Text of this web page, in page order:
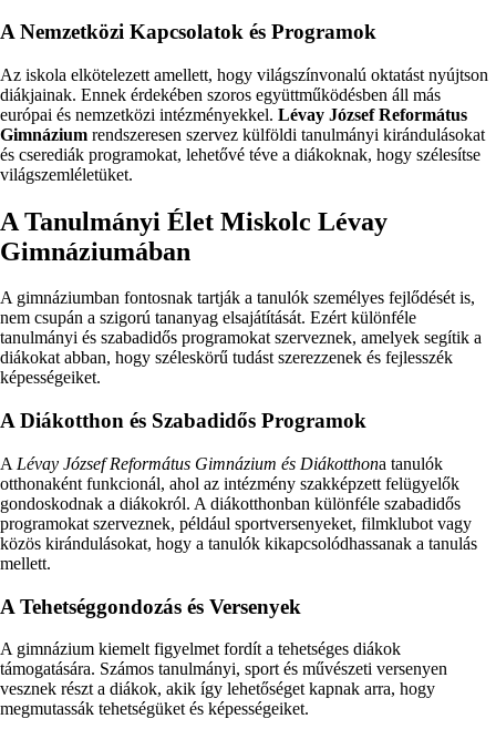
A Nemzetközi Kapcsolatok és Programok
Az iskola elkötelezett amellett, hogy világszínvonalú oktatást nyújtson
diákjainak. Ennek érdekében szoros együttműködésben áll más
európai és nemzetközi intézményekkel. Lévay József Református
Gimnázium rendszeresen szervez külföldi tanulmányi kirándulásokat
és cserediák programokat, lehetővé téve a diákoknak, hogy szélesítse
világszemléletüket.
A Tanulmányi Élet Miskolc Lévay
Gimnáziumában
A gimnáziumban fontosnak tartják a tanulók személyes fejlődését is,
nem csupán a szigorú tananyag elsajátítását. Ezért különféle
tanulmányi és szabadidős programokat szerveznek, amelyek segítik a
diákokat abban, hogy széleskörű tudást szerezzenek és fejlesszék
képességeiket.
A Diákotthon és Szabadidős Programok
A Lévay József Református Gimnázium és Diákotthona tanulók
otthonaként funkcionál, ahol az intézmény szakképzett felügyelők
gondoskodnak a diákokról. A diákotthonban különféle szabadidős
programokat szerveznek, például sportversenyeket, filmklubot vagy
közös kirándulásokat, hogy a tanulók kikapcsolódhassanak a tanulás
mellett.
A Tehetséggondozás és Versenyek
A gimnázium kiemelt figyelmet fordít a tehetséges diákok
támogatására. Számos tanulmányi, sport és művészeti versenyen
vesznek részt a diákok, akik így lehetőséget kapnak arra, hogy
megmutassák tehetségüket és képességeiket.